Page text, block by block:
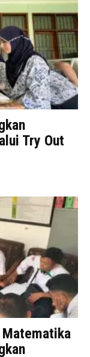
Try Out
Matematika